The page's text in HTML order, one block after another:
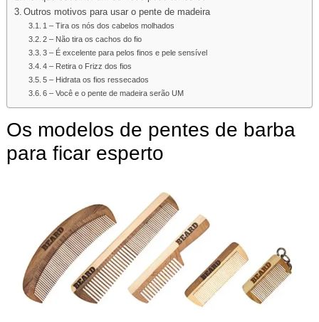
Outros motivos para usar o pente de madeira
1 – Tira os nós dos cabelos molhados
2 – Não tira os cachos do fio
3 – É excelente para pelos finos e pele sensível
4 – Retira o Frizz dos fios
5 – Hidrata os fios ressecados
6 – Você e o pente de madeira serão UM
Os modelos de pentes de barba
para ficar esperto